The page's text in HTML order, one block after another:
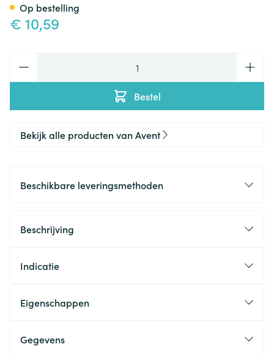
€ 10,59
Bestel
Op bestelling
Bekijk alle producten van Avent
Beschikbare leveringsmethoden
Beschrijving
Indicatie
Eigenschappen
Gegevens